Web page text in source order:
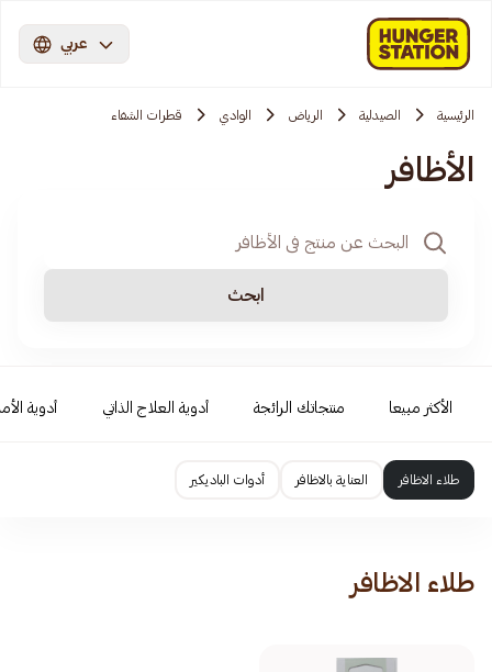
عربي
الرئيسية الصيدلية الرياض الوادي قطرات الشفاء
الأظافر
ابحث
الأكثر مبيعا منتجاتك الرائجة أدوية العلاج الذاتي أدوية
طلاء الاظافر العناية بالاظافر أدوات الباديكير
طلاء الاظافر